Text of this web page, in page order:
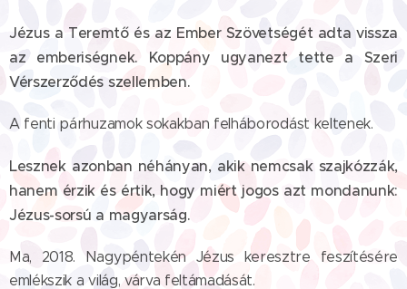
Jézus a Teremtő és az Ember Szövetségét adta vissza
az emberiségnek. Koppány ugyanezt tette a Szeri
Vérszerződés szellemben.
A fenti párhuzamok sokakban felháborodást keltenek.
Lesznek azonban néhányan, akik nemcsak szajkózzák,
hanem érzik és értik, hogy miért jogos azt mondanunk:
Jézus-sorsú a magyarság.
Ma, 2018. Nagypéntekén Jézus keresztre feszítésére
emlékszik a világ, várva feltámadását.